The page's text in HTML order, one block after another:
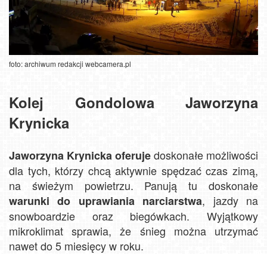
foto: archiwum redakcji webcamera.pl
Kolej Gondolowa Jaworzyna
Krynicka
Jaworzyna Krynicka oferujedoskonałe możliwości
dla tych, którzy chcą aktywnie spędzać czas zimą,
na świeżym powietrzu. Panują tu doskonałe
warunki do uprawiania narciarstwa, jazdy na
snowboardzie oraz biegówkach. Wyjątkowy
mikroklimat sprawia, że śnieg można utrzymać
nawet do 5 miesięcy w roku.